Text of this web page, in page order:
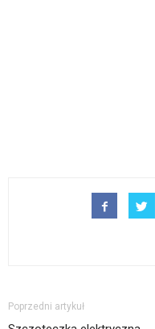
Poprzedni artykuł